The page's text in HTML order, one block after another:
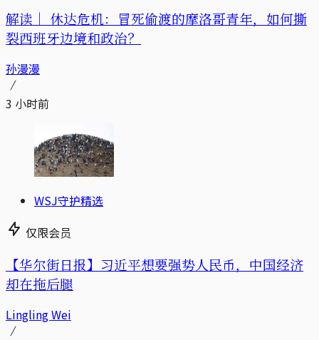
解读｜ 休达危机：冒死偷渡的摩洛哥青年，如何撕
裂西班牙边境和政治？
孙漫漫
3 小时前
WSJ守护精选
仅限会员
【华尔街日报】习近平想要强势人民币，中国经济
却在拖后腿
Lingling Wei